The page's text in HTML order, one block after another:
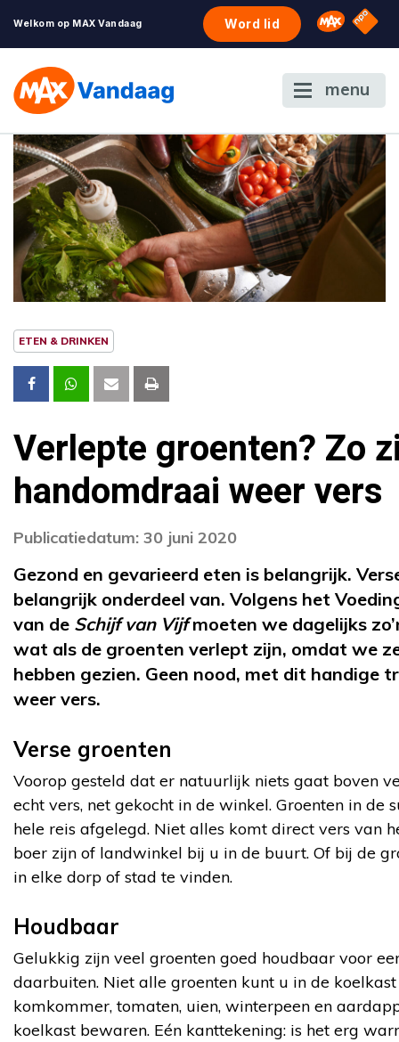
Welkom op MAX Vandaag Word lid Omroep
NPO
menu
ETEN & DRINKEN
Verlepte groenten? Zo
handomdraai weer vers
Publicatiedatum: 30 juni 2020
Gezond en gevarieerd eten is belangrijk.
belangrijk onderdeel van. Volgens het
van de Schijf van Vijfmoeten we dagelijks
wat als de groenten verlept zijn, omdat we
hebben gezien. Geen nood, met dit handige
weer vers.
Verse groenten
Voorop gesteld dat er natuurlijk niets gaat boven
echt vers, net gekocht in de winkel. Groenten in
hele reis afgelegd. Niet alles komt direct vers van
boer zijn of landwinkel bij u in de buurt. Of bij de
in elke dorp of stad te vinden.
Houdbaar
Gelukkig zijn veel groenten goed houdbaar voor
daarbuiten. Niet alle groenten kunt u in de
komkommer, tomaten, uien, winterpeen en
koelkast bewaren. Eén kanttekening: is het erg